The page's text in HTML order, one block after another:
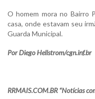
O homem mora no Bairro
casa, onde estavam seu
Guarda Municipal.
Por Diego Hellstrom/cgn.inf.br
RRMAIS.COM.BR “Notícias